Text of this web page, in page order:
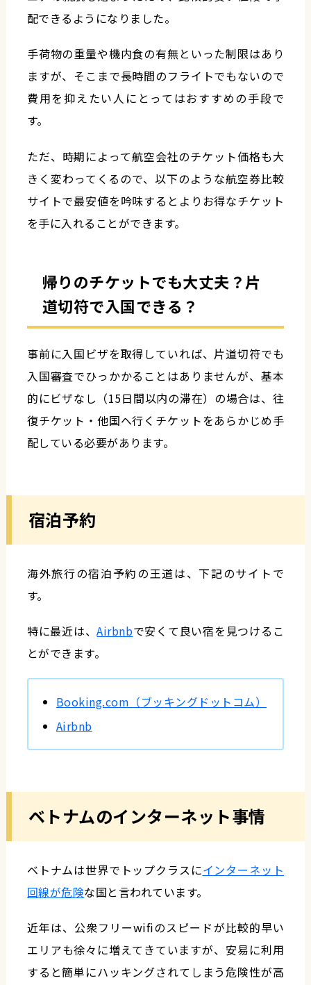
配できるようになりました。
手荷物の重量や機内食の有無といった制限はあり
ますが、そこまで長時間のフライトでもないので
費用を抑えたい人にとってはおすすめの手段で
す。
ただ、時期によって航空会社のチケット価格も大
きく変わってくるので、以下のような航空券比較
サイトで最安値を吟味するとよりお得なチケット
を手に入れることができます。
帰りのチケットでも大丈夫？片
道切符で入国できる？
事前に入国ビザを取得していれば、片道切符でも
入国審査でひっかかることはありませんが、基本
的にビザなし（15日間以内の滞在）の場合は、往
復チケット・他国へ行くチケットをあらかじめ手
配している必要があります。
宿泊予約
海外旅行の宿泊予約の王道は、下記のサイトで
す。
特に最近は、Airbnbで安くて良い宿を見つけるこ
とができます。
Booking.com（ブッキングドットコム）
Airbnb
ベトナムのインターネット事情
ベトナムは世界でトップクラスにインターネット
回線が危険な国と言われています。
近年は、公衆フリーwifiのスピードが比較的早い
エリアも徐々に増えてきていますが、安易に利用
すると簡単にハッキングされてしまう危険性が高